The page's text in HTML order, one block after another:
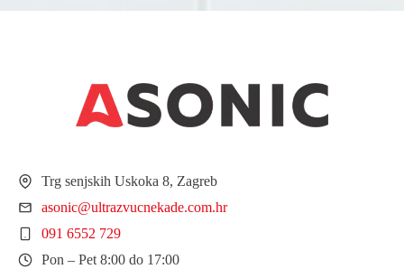
Trg senjskih Uskoka 8, Zagreb
asonic@ultrazvucnekade.com.hr
091 6552 729
Pon – Pet 8:00 do 17:00